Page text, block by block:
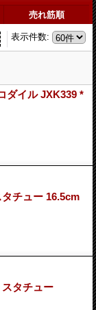
売れ筋順
表示件数:
ダイル JXK339 *
チュー 16.5cm
タチュー